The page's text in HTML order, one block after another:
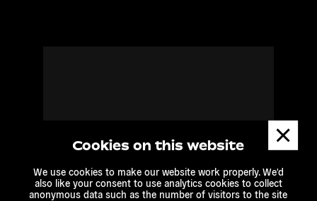
Cookies on this website
We use cookies to make our website work properly. We'd
also like your consent to use analytics cookies to collect
anonymous data such as the number of visitors to the site